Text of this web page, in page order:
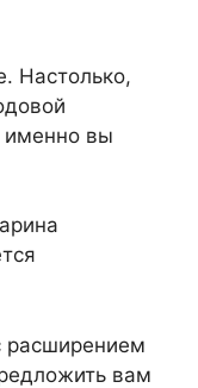
Настолько,
именно вы
расширением
вам